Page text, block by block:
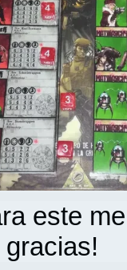
este
gracias!